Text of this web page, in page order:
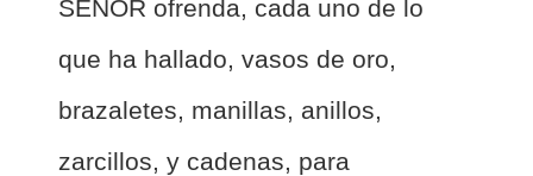
SEÑOR ofrenda, cada uno de lo
que ha hallado, vasos de oro,
brazaletes, manillas, anillos,
zarcillos, y cadenas, para